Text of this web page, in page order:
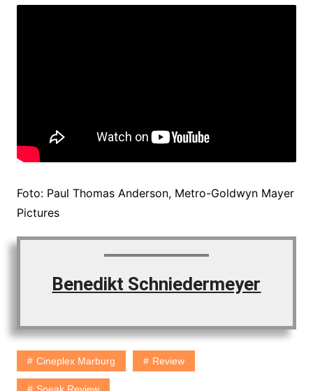
Foto: Paul Thomas Anderson, Metro-Goldwyn Mayer
Pictures
Benedikt Schniedermeyer
Cineplex Marburg Review
Sneak Review